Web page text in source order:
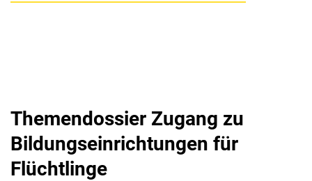
Themendossier Zugang zu
Bildungseinrichtungen für
Flüchtlinge